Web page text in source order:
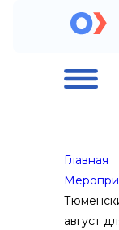
Главная
август